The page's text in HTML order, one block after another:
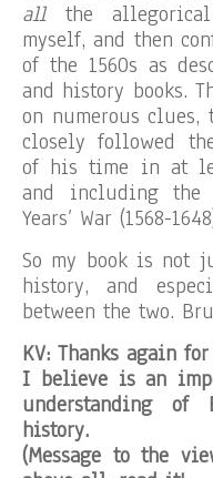
all the
myself, and then
of the 1560s as
and history books.
on numerous
closely followed
of his time in at
and including
Years’ War (1568-
So my book is not
history, and
between the two.
KV: Thanks again
I believe is an
understanding
history.
(Message to the